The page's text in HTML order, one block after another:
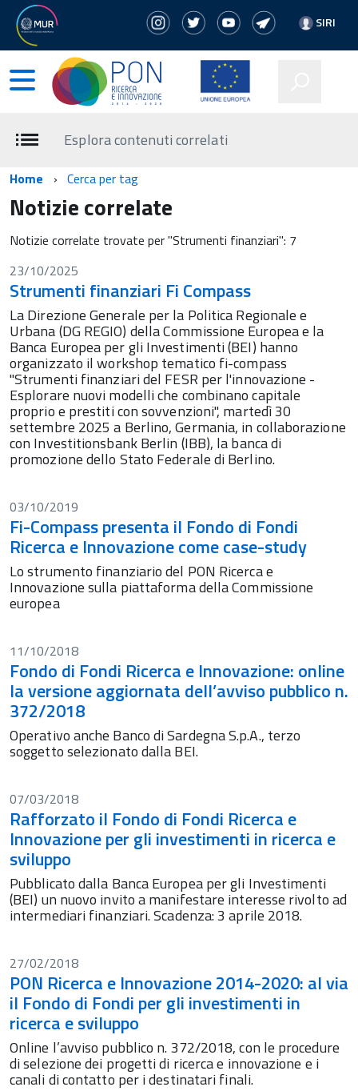
SIRI
Esplora contenuti correlati
Home Cerca per tag
Notizie correlate
Notizie correlate trovate per "Strumenti finanziari": 7
23/10/2025
Strumenti finanziari Fi Compass
La Direzione Generale per la Politica Regionale e
Urbana (DG REGIO) della Commissione Europea e la
Banca Europea per gli Investimenti (BEI) hanno
organizzato il workshop tematico fi-compass
"Strumenti finanziari del FESR per l'innovazione -
Esplorare nuovi modelli che combinano capitale
proprio e prestiti con sovvenzioni", martedì 30
settembre 2025 a Berlino, Germania, in collaborazione
con Investitionsbank Berlin (IBB), la banca di
promozione dello Stato Federale di Berlino.
03/10/2019
Fi-Compass presenta il Fondo di Fondi
Ricerca e Innovazione come case-study
Lo strumento finanziario del PON Ricerca e
Innovazione sulla piattaforma della Commissione
europea
11/10/2018
Fondo di Fondi Ricerca e Innovazione: online
la versione aggiornata dell’avviso pubblico n.
372/2018
Operativo anche Banco di Sardegna S.p.A., terzo
soggetto selezionato dalla BEI.
07/03/2018
Rafforzato il Fondo di Fondi Ricerca e
Innovazione per gli investimenti in ricerca e
sviluppo
Pubblicato dalla Banca Europea per gli Investimenti
(BEI) un nuovo invito a manifestare interesse rivolto ad
intermediari finanziari. Scadenza: 3 aprile 2018.
27/02/2018
PON Ricerca e Innovazione 2014-2020: al via
il Fondo di Fondi per gli investimenti in
ricerca e sviluppo
Online l’avviso pubblico n. 372/2018, con le procedure
di selezione dei progetti di ricerca e innovazione e i
canali di contatto per i destinatari finali.